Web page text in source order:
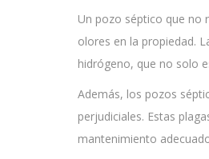
Un pozo séptico que no
olores en la propiedad.
hidrógeno, que no solo
Además, los pozos
perjudiciales. Estas
mantenimiento